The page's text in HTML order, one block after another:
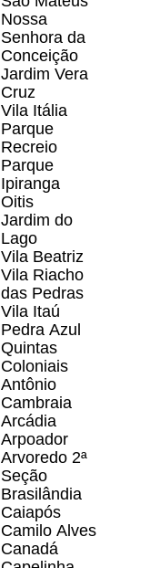
Nossa
Senhora da
Conceição
Jardim Vera
Cruz
Vila Itália
Parque
Recreio
Parque
Ipiranga
Oitis
Jardim do
Lago
Vila Beatriz
Vila Riacho
das Pedras
Vila Itaú
Pedra Azul
Quintas
Coloniais
Antônio
Cambraia
Arcádia
Arpoador
Arvoredo 2ª
Seção
Brasilândia
Caiapós
Camilo Alves
Canadá